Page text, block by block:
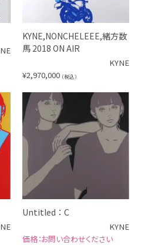
KYNE,NONCHELEEE,緒方数
馬 2018 ON AIR
KYNE
¥2,970,000 （税込）
Untitled：C
KYNE
お問い合わせください